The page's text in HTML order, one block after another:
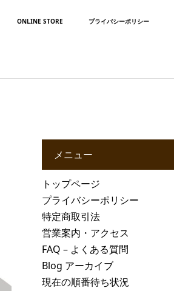
ONLINE STORE プライバシーポリシー
メニュー
トップページ
プライバシーポリシー
特定商取引法
営業案内・アクセス
FAQ – よくある質問
Blog アーカイブ
現在の順番待ち状況